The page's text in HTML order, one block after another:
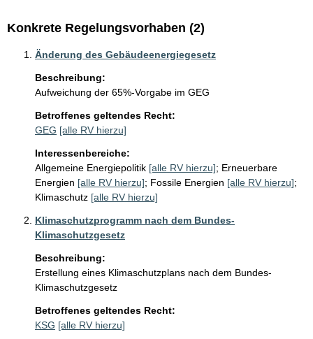
Konkrete Regelungsvorhaben (2)
Änderung des Gebäudeenergiegesetz
Beschreibung:
Aufweichung der 65%-Vorgabe im GEG
Betroffenes geltendes Recht:
GEG [alle RV hierzu]
Interessenbereiche:
Allgemeine Energiepolitik [alle RV hierzu]; Erneuerbare
Energien [alle RV hierzu]; Fossile Energien [alle RV hierzu];
Klimaschutz [alle RV hierzu]
Klimaschutzprogramm nach dem Bundes-
Klimaschutzgesetz
Beschreibung:
Erstellung eines Klimaschutzplans nach dem Bundes-
Klimaschutzgesetz
Betroffenes geltendes Recht:
KSG [alle RV hierzu]